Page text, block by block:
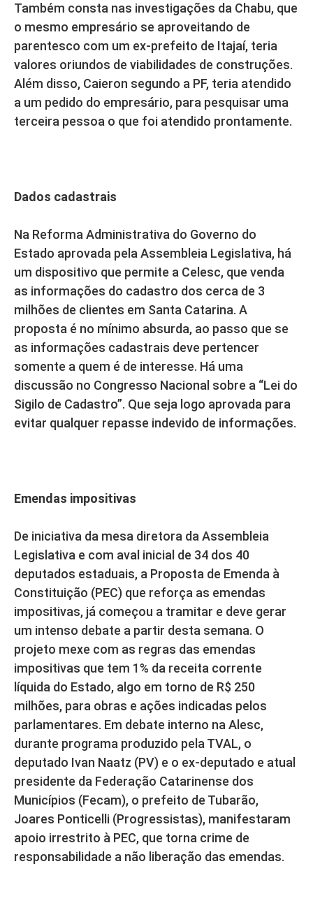
Também consta nas investigações da Chabu, que
o mesmo empresário se aproveitando de
parentesco com um ex-prefeito de Itajaí, teria
valores oriundos de viabilidades de construções.
Além disso, Caieron segundo a PF, teria atendido
a um pedido do empresário, para pesquisar uma
terceira pessoa o que foi atendido prontamente.
Dados cadastrais
Na Reforma Administrativa do Governo do
Estado aprovada pela Assembleia Legislativa, há
um dispositivo que permite a Celesc, que venda
as informações do cadastro dos cerca de 3
milhões de clientes em Santa Catarina. A
proposta é no mínimo absurda, ao passo que se
as informações cadastrais deve pertencer
somente a quem é de interesse. Há uma
discussão no Congresso Nacional sobre a “Lei do
Sigilo de Cadastro”. Que seja logo aprovada para
evitar qualquer repasse indevido de informações.
Emendas impositivas
De iniciativa da mesa diretora da Assembleia
Legislativa e com aval inicial de 34 dos 40
deputados estaduais, a Proposta de Emenda à
Constituição (PEC) que reforça as emendas
impositivas, já começou a tramitar e deve gerar
um intenso debate a partir desta semana. O
projeto mexe com as regras das emendas
impositivas que tem 1% da receita corrente
líquida do Estado, algo em torno de R$ 250
milhões, para obras e ações indicadas pelos
parlamentares. Em debate interno na Alesc,
durante programa produzido pela TVAL, o
deputado Ivan Naatz (PV) e o ex-deputado e atual
presidente da Federação Catarinense dos
Municípios (Fecam), o prefeito de Tubarão,
Joares Ponticelli (Progressistas), manifestaram
apoio irrestrito à PEC, que torna crime de
responsabilidade a não liberação das emendas.